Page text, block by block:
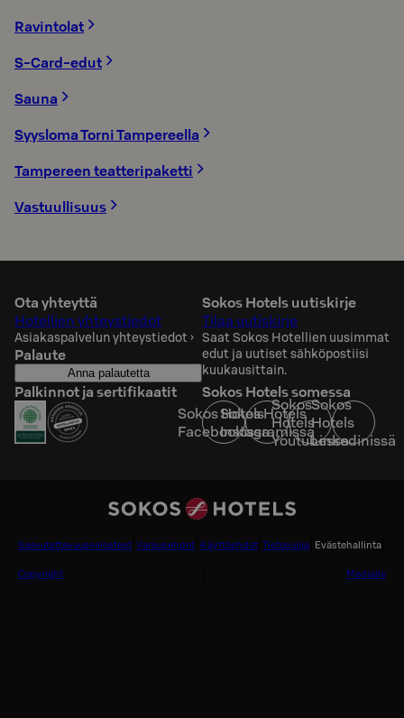
Ravintolat
S-Card-edut
Sauna
Syysloma Torni Tampereella
Tampereen teatteripaketti
Vastuullisuus
Ota yhteyttä
Hotellien yhteystiedot
Asiakaspalvelun yhteystiedot ›
Palaute
Anna palautetta
Sokos Hotels uutiskirje
Tilaa uutiskirje
Saat Sokos Hotellien uusimmat
edut ja uutiset sähköpostiisi
kuukausittain.
Palkinnot ja sertifikaatit
Sokos Hotels somessa
Sokos Hotels
Facebookissa
Sokos Hotels
Instagramissa
Sokos
Hotels
Youtubessa
Sokos
Hotels
Linkedinissä
Saavutettavuusselosteet Varausehdot Käyttöehdot Tietosuoja Evästehallinta
Copyright Medialle